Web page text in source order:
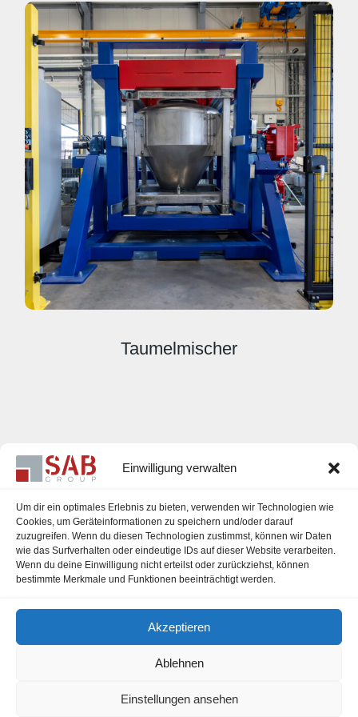
Einwilligung verwalten
Um dir ein optimales Erlebnis zu bieten, verwenden wir Technologien wie
Cookies, um Geräteinformationen zu speichern und/oder darauf
zuzugreifen. Wenn du diesen Technologien zustimmst, können wir Daten
wie das Surfverhalten oder eindeutige IDs auf dieser Website verarbeiten.
Wenn du deine Einwilligung nicht erteilst oder zurückziehst, können
bestimmte Merkmale und Funktionen beeinträchtigt werden.
Akzeptieren
Ablehnen
Einstellungen ansehen
Taumelmischer
Karriere
Impressum
Datenschutzerklärung
Cookie-Richtlinie (EU)
office@sab-group.com